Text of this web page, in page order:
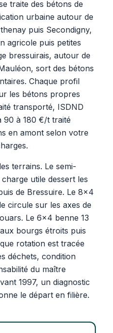
traite des bétons de
urbaine autour de
puis Secondigny,
agricole puis petites
bressuirais, autour de
sort des bétons
Chaque profil
les bétons propres
transporté, ISDND
90 à 180 €/t traité
en amont selon votre
terrains. Le semi-
utile dessert les
de Bressuire. Le 8x4
circule sur les axes de
Le 6x4 benne 13
bourgs étroits puis
rotation est tracée
déchets, condition
du maître
1997, un diagnostic
le départ en filière.